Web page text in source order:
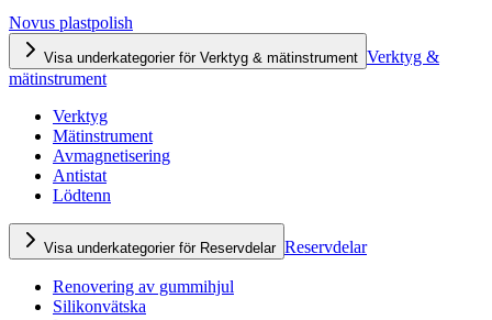
Novus plastpolish
Visa underkategorier för Verktyg & mätinstrument Verktyg &
mätinstrument
Verktyg
Mätinstrument
Avmagnetisering
Antistat
Lödtenn
Visa underkategorier för Reservdelar Reservdelar
Renovering av gummihjul
Silikonvätska